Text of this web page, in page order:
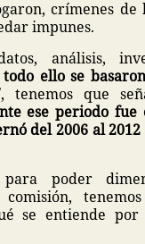
crímenes de
impunes.
análisis,
ello se
, tenemos que
ese periodo fue
del 2006 al
poder
comisión,
se entiende